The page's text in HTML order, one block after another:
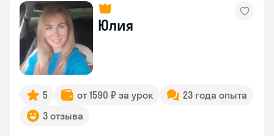
Юлия
5 от 1590 ₽ за урок
23 года опыта
3 отзыва